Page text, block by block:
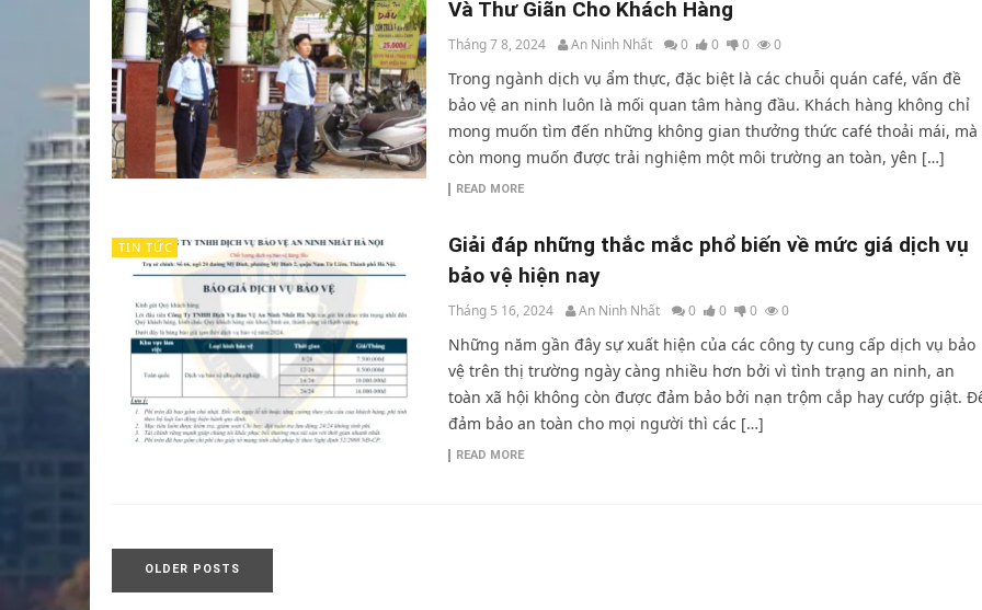
Và Thư Giãn Cho Khách Hàng
Tháng 7 8, 2024 An Ninh Nhất 0 0 0 0
Trong ngành dịch vụ ẩm thực, đặc biệt là các chuỗi quán café, vấn đề
bảo vệ an ninh luôn là mối quan tâm hàng đầu. Khách hàng không chỉ
mong muốn tìm đến những không gian thưởng thức café thoải mái, mà
còn mong muốn được trải nghiệm một môi trường an toàn, yên […]
READ MORE
TIN TỨC
Giải đáp những thắc mắc phổ biến về mức giá dịch vụ
bảo vệ hiện nay
Tháng 5 16, 2024 An Ninh Nhất 0 0 0 0
Những năm gần đây sự xuất hiện của các công ty cung cấp dịch vụ bảo
vệ trên thị trường ngày càng nhiều hơn bởi vì tình trạng an ninh, an
toàn xã hội không còn được đảm bảo bởi nạn trộm cắp hay cướp giật.
đảm bảo an toàn cho mọi người thì các […]
READ MORE
OLDER POSTS